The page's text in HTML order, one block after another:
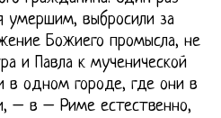
умершим, выбросили за
Божиего промысла, не
и Павла к мученической
одном городе, где они в
– в – Риме естественно,